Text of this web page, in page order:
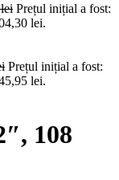
lei Prețul inițial a fost:
lei.
Prețul inițial a fost:
lei.
108